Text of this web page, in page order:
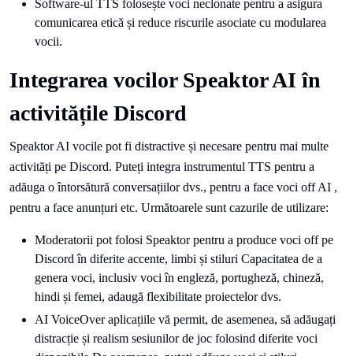
Software-ul TTS folosește voci neclonate pentru a asigura
comunicarea etică și reduce riscurile asociate cu modularea
vocii.
Integrarea vocilor Speaktor AI în
activitățile Discord
Speaktor AI vocile pot fi distractive și necesare pentru mai multe
activități pe Discord. Puteți integra instrumentul TTS pentru a
adăuga o întorsătură conversațiilor dvs., pentru a face voci off AI ,
pentru a face anunțuri etc. Următoarele sunt cazurile de utilizare:
Moderatorii pot folosi Speaktor pentru a produce voci off pe
Discord în diferite accente, limbi și stiluri Capacitatea de a
genera voci, inclusiv voci în engleză, portugheză, chineză,
hindi și femei, adaugă flexibilitate proiectelor dvs.
AI VoiceOver aplicațiile vă permit, de asemenea, să adăugați
distracție și realism sesiunilor de joc folosind diferite voci